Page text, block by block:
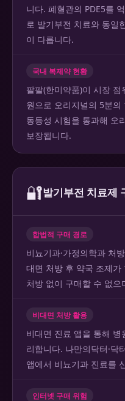
니다. 폐혈관의 PDE5를
로 발기부전 치료와 동일
이 다릅니다.
국내 복제약 현황
팔팔(한미약품)이 시장
원으로 오리지널의 5분
동등성 시험을 통과해 오
보장됩니다.
🔐발기부전 치료제
합법적 구매 경로
비뇨기과·가정의학과 처
대면 처방 후 약국 조제
처방 없이 구매할 수 없
비대면 처방 활용
비대면 진료 앱을 통해
리합니다. 나만의닥터·닥
앱에서 비뇨기과 진료를
인터넷 구매 위험